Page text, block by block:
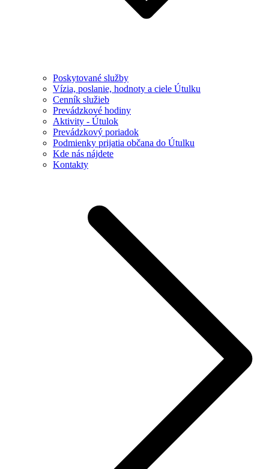
Poskytované služby
Vízia, poslanie, hodnoty a ciele Útulku
Cenník služieb
Prevádzkové hodiny
Aktivity - Útulok
Prevádzkový poriadok
Podmienky prijatia občana do Útulku
Kde nás nájdete
Kontakty